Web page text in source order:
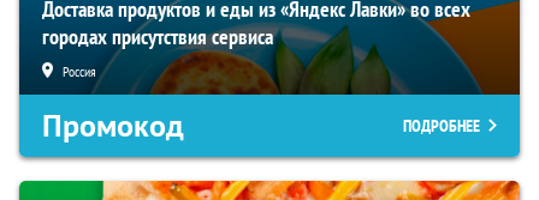
Доставка продуктов и еды из «Яндекс Лавки» во всех
городах присутствия сервиса
Россия
Промокод ПОДРОБНЕЕ